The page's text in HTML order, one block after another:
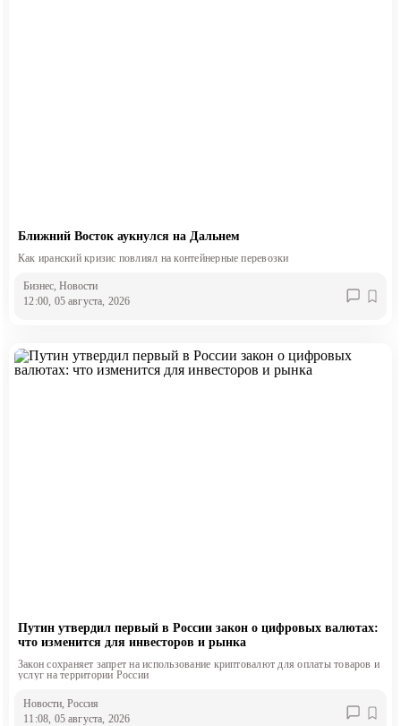
Ближний Восток аукнулся на Дальнем
Как иранский кризис повлиял на контейнерные перевозки
Бизнес, Новости
12:00, 05 августа, 2026
Путин утвердил первый в России закон о цифровых валютах:
что изменится для инвесторов и рынка
Закон сохраняет запрет на использование криптовалют для оплаты товаров и
услуг на территории России
Новости , Россия
11:08, 05 августа, 2026